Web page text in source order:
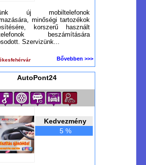
új mobiltelefonok
minőségi tartozékok
korszerű használt
beszámítására
Szervizünk...
Bővebben >>>
AutoPont24
Kedvezmény
5 %